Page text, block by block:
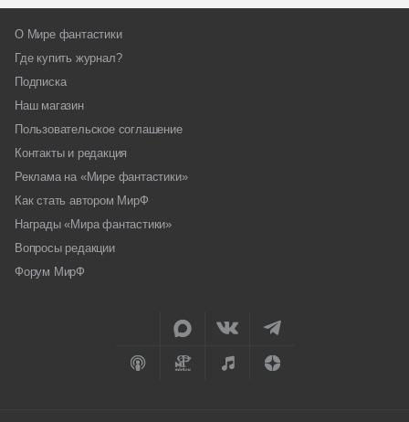
О Мире фантастики
Где купить журнал?
Подписка
Наш магазин
Пользовательское соглашение
Контакты и редакция
Реклама на «Мире фантастики»
Как стать автором МирФ
Награды «Мира фантастики»
Вопросы редакции
Форум МирФ